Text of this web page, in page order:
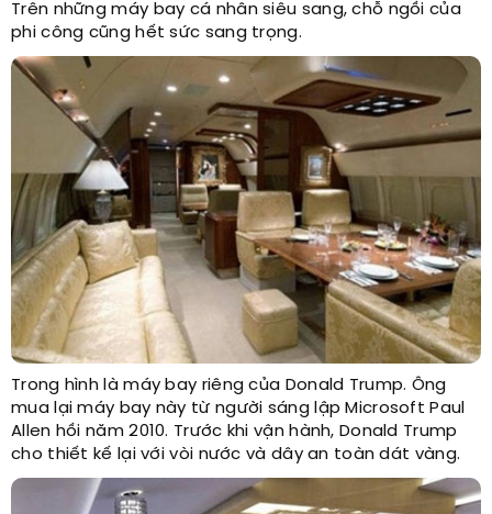
Trên những máy bay cá nhân siêu sang, chỗ ngồi của
phi công cũng hết sức sang trọng.
Trong hình là máy bay riêng của Donald Trump. Ông
mua lại máy bay này từ người sáng lập Microsoft Paul
Allen hồi năm 2010. Trước khi vận hành, Donald Trump
cho thiết kế lại với vòi nước và dây an toàn dát vàng.